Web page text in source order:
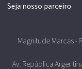
Seja nosso parceiro
Magnitude Marcas -
Av. República